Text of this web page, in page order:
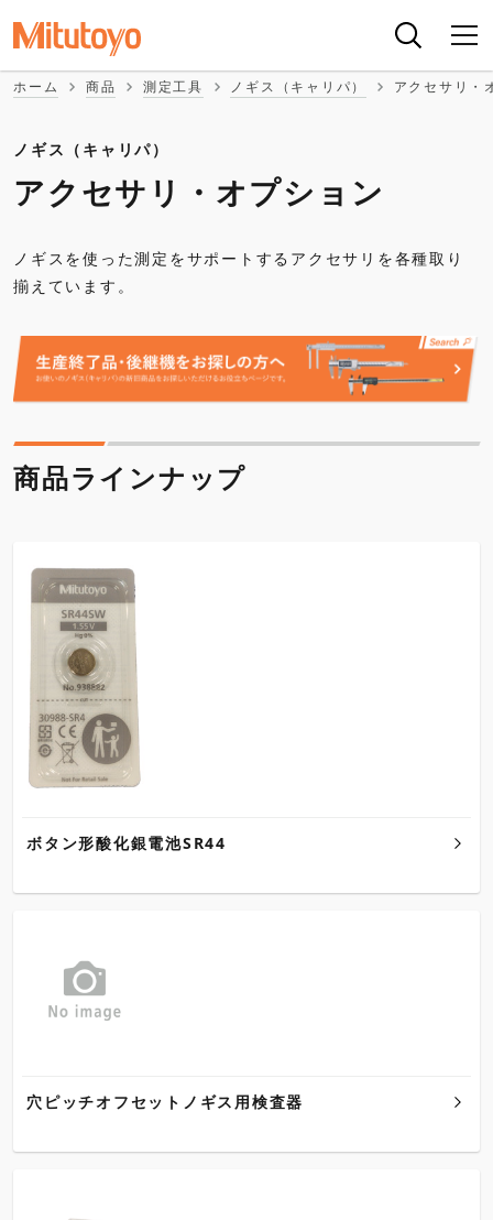
ホーム 商品 測定工具 ノギス（キャリパ） アクセサリ・
ノギス（キャリパ）
アクセサリ・オプション
ノギスを使った測定をサポートするアクセサリを各種取り
揃えています。
商品ラインナップ
ボタン形酸化銀電池SR44
穴ピッチオフセットノギス用検査器